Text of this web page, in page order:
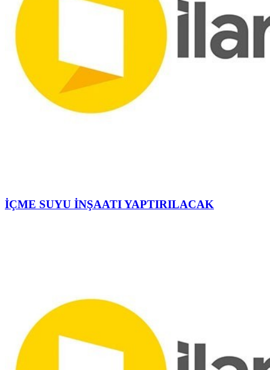
İÇME SUYU İNŞAATI YAPTIRILACAK